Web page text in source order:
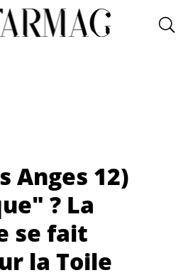
Anges 12)
? La
se fait
la Toile